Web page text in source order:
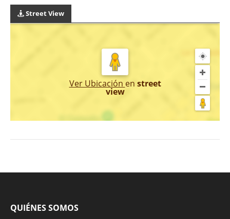
Street View
Ver Ubicación en street
view
QUIÉNES SOMOS